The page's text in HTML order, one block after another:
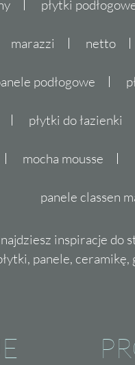
płytki
marazzi netto
podłogowe
płytki do łazienki
mocha mousse
panele classen
inspiracje do
panele,